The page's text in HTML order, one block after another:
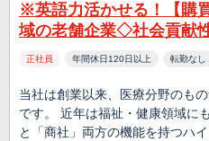
※英語力活かせる！【購
域の老舗企業◇社会貢献
正社員 年間休日120日以上 転勤なし
当社は創業以来、医療分野のも
です。 近年は福祉・健康領域に
と「商社」両方の機能を持つハ